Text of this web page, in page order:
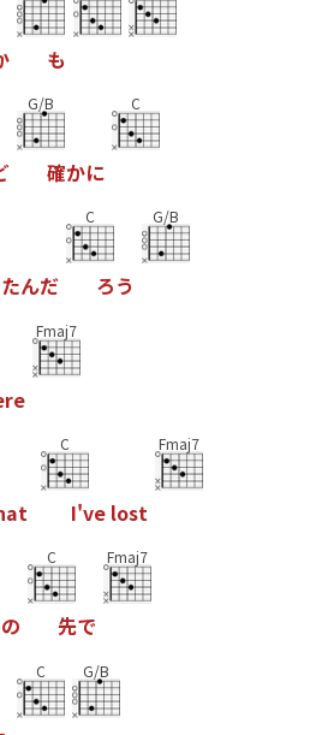
も
G/B
確かに
C
たんだ
C
ろう
G/B
re
Fmaj7
at
C
I've lost
Fmaj7
の
C
先で
Fmaj7
C G/B